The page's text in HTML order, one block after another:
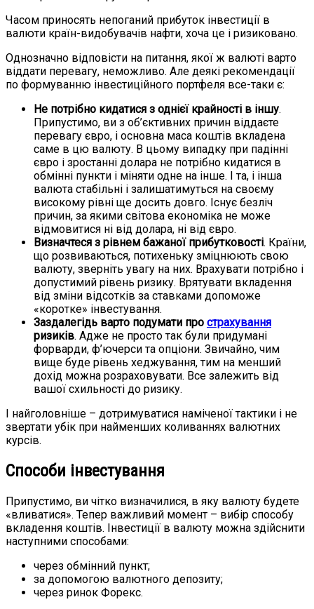
Часом приносять непоганий прибуток інвестиції в
валюти країн-видобувачів нафти, хоча це і ризиковано.
Однозначно відповісти на питання, якої ж валюті варто
віддати перевагу, неможливо. Але деякі рекомендації
по формуванню інвестиційного портфеля все-таки є:
Не потрібно кидатися з однієї крайності в іншу.
Припустимо, ви з об’єктивних причин віддаєте
перевагу євро, і основна маса коштів вкладена
саме в цю валюту. В цьому випадку при падінні
євро і зростанні долара не потрібно кидатися в
обмінні пункти і міняти одне на інше. І та, і інша
валюта стабільні і залишатимуться на своєму
високому рівні ще досить довго. Існує безліч
причин, за якими світова економіка не може
відмовитися ні від долара, ні від євро.
Визначтеся з рівнем бажаної прибутковості. Країни,
що розвиваються, потихеньку зміцнюють свою
валюту, зверніть увагу на них. Врахувати потрібно і
допустимий рівень ризику. Врятувати вкладення
від зміни відсотків за ставками допоможе
«коротке» інвестування.
Заздалегідь варто подумати про страхування
ризиків. Адже не просто так були придумані
форварди, ф’ючерси та опціони. Звичайно, чим
вище буде рівень хеджування, тим на менший
дохід можна розраховувати. Все залежить від
вашої схильності до ризику.
І найголовніше – дотримуватися наміченої тактики і не
звертати убік при найменших коливаннях валютних
курсів.
Способи інвестування
Припустимо, ви чітко визначилися, в яку валюту будете
«вливатися». Тепер важливий момент – вибір способу
вкладення коштів. Інвестиції в валюту можна здійснити
наступними способами:
через обмінний пункт;
за допомогою валютного депозиту;
через ринок Форекс.